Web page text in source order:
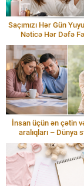
Saçımızı Hər Gün
Nəticə Hər Dəfə
İnsan üçün ən çətin
aralıqları – Dünya